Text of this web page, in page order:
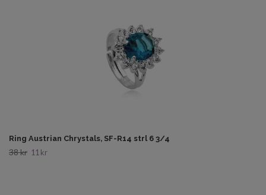
Ring Austrian Chrystals, SF-R14 strl 6 3/4
38 kr 11 kr